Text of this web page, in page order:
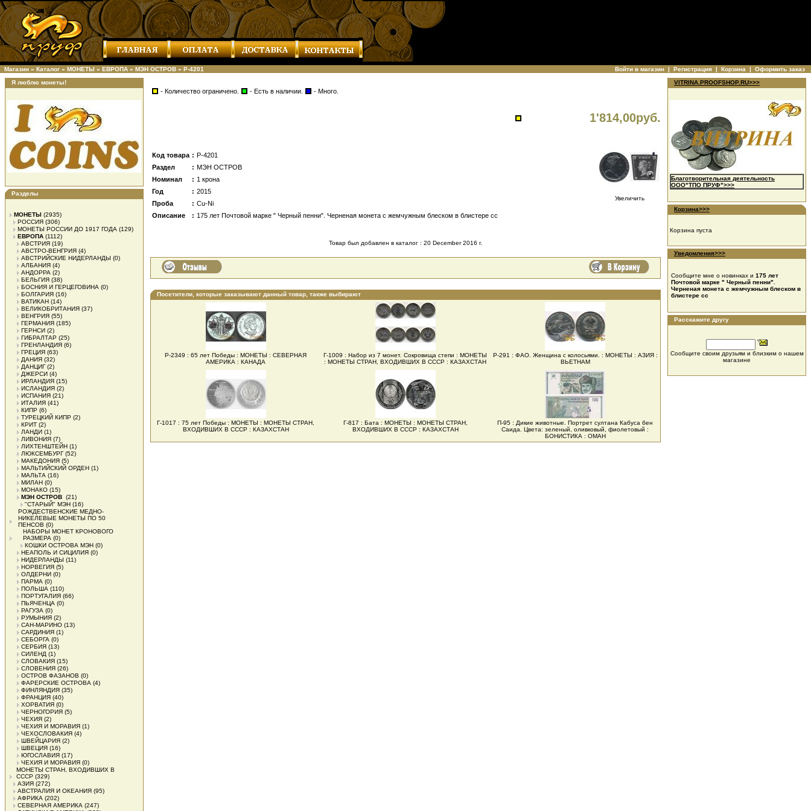
Магазин » Каталог » МОНЕТЫ » ЕВРОПА » МЭН ОСТРОВ » Р-4201 Войти в магазин | Регистрация | Корзина | Оформить заказ
Я люблю монеты!
Разделы
МОНЕТЫ (2935)
РОССИЯ (306)
МОНЕТЫ РОССИИ ДО 1917 ГОДА (129)
ЕВРОПА (1112)
АВСТРИЯ (19)
АВСТРО-ВЕНГРИЯ (4)
АВСТРИЙСКИЕ НИДЕРЛАНДЫ (0)
АЛБАНИЯ (4)
АНДОРРА (2)
БЕЛЬГИЯ (38)
БОСНИЯ И ГЕРЦЕГОВИНА (0)
БОЛГАРИЯ (16)
ВАТИКАН (14)
ВЕЛИКОБРИТАНИЯ (37)
ВЕНГРИЯ (55)
ГЕРМАНИЯ (185)
ГЕРНСИ (2)
ГИБРАЛТАР (25)
ГРЕНЛАНДИЯ (6)
ГРЕЦИЯ (63)
ДАНИЯ (32)
ДАНЦИГ(2)
ДЖЕРСИ (4)
ИРЛАНДИЯ (15)
ИСЛАНДИЯ (2)
ИСПАНИЯ (21)
ИТАЛИЯ (41)
КИПР (6)
ТУРЕЦКИЙ КИПР (2)
КРИТ (2)
ЛАНДИ (1)
ЛИВОНИЯ (7)
ЛИХТЕНШТЕЙН (1)
ЛЮКСЕМБУРГ(52)
МАКЕДОНИЯ (5)
МАЛЬТИЙСКИЙ ОРДЕН (1)
МАЛЬТА (16)
МИЛАН (0)
МОНАКО (15)
МЭН ОСТРОВ (21)
"СТАРЫЙ" МЭН (16)
РОЖДЕСТВЕНСКИЕ МЕДНО-
НИКЕЛЕВЫЕ МОНЕТЫ ПО 50
ПЕНСОВ (0)
НАБОРЫ МОНЕТ КРОНОВОГО
РАЗМЕРА (0)
КОШКИ ОСТРОВА МЭН (0)
НЕАПОЛЬ И СИЦИЛИЯ (0)
НИДЕРЛАНДЫ (11)
НОРВЕГИЯ (5)
ОЛДЕРНИ (0)
ПАРМА (0)
ПОЛЬША (110)
ПОРТУГАЛИЯ (66)
ПЬЯЧЕНЦА (0)
РАГУЗА (0)
РУМЫНИЯ (2)
САН-МАРИНО (13)
САРДИНИЯ (1)
СЕБОРГА (0)
СЕРБИЯ (13)
СИЛЕНД (1)
СЛОВАКИЯ (15)
СЛОВЕНИЯ (26)
ОСТРОВ ФАЗАНОВ (0)
ФАРЕРСКИЕ ОСТРОВА (4)
ФИНЛЯНДИЯ (35)
ФРАНЦИЯ (40)
ХОРВАТИЯ (0)
ЧЕРНОГОРИЯ (5)
ЧЕХИЯ (2)
ЧЕХИЯ И МОРАВИЯ (1)
ЧЕХОСЛОВАКИЯ (4)
ШВЕЙЦАРИЯ (2)
ШВЕЦИЯ (16)
ЮГОСЛАВИЯ (17)
ЧЕХИЯ И МОРАВИЯ (0)
МОНЕТЫ СТРАН, ВХОДИВШИХ В
СССР (329)
АЗИЯ (272)
АВСТРАЛИЯ И ОКЕАНИЯ (95)
АФРИКА (202)
СЕВЕРНАЯ АМЕРИКА (247)
- Количество ограничено. - Есть в наличии. - Много.
1'814,00руб.
Увеличить
Код товара : Р-4201
Раздел
: МЭН ОСТРОВ
Номинал
: 1 крона
Год
: 2015
Проба
: Cu-Ni
Описание
: 175 лет Почтовой марке " Черный пенни". Черненая монета с жемчужным блеском в блистере cc
Товар был добавлен в каталог : 20 December 2016 г.
Посетители, которые заказывают данный товар, также выбирают
Р-2349 : 65 лет Победы : МОНЕТЫ : СЕВЕРНАЯ
АМЕРИКА : КАНАДА
Г-1009 : Набор из 7 монет. Сокровища степи : МОНЕТЫ
: МОНЕТЫ СТРАН, ВХОДИВШИХ В СССР : КАЗАХСТАН
Р-291 : ФАО. Женщина с колосьями. : МОНЕТЫ : АЗИЯ :
ВЬЕТНАМ
Г-1017 : 75 лет Победы : МОНЕТЫ : МОНЕТЫ СТРАН,
ВХОДИВШИХ В СССР : КАЗАХСТАН
Г-817 : Бата : МОНЕТЫ : МОНЕТЫ СТРАН,
ВХОДИВШИХ В СССР : КАЗАХСТАН
П-95 : Дикие животные. Портрет султана Кабуса бен
Саида. Цвета: зеленый, оливковый, фиолетовый :
БОНИСТИКА : ОМАН
VITRINA.PROOFSHOP.RU>>>
Благотворительная деятельность
ООО"ТПО ПРУФ">>>
Корзина>>>
Корзина пуста
Уведомления>>>
Сообщите мне о новинках и 175 лет
Почтовой марке " Черный пенни".
Черненая монета с жемчужным блеском в
блистере cc
Расскажите другу
Сообщите своим друзьям и близким о нашем
магазине